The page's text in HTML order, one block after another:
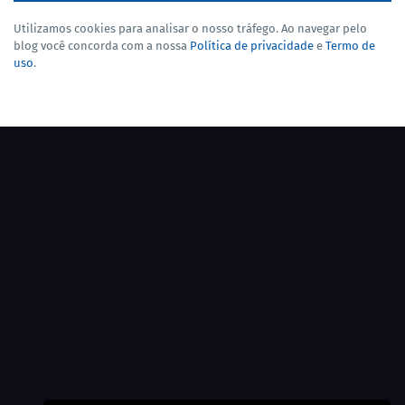
Utilizamos cookies para analisar o nosso tráfego. Ao navegar pelo
blog você concorda com a nossa Política de privacidade e Termo de
uso.